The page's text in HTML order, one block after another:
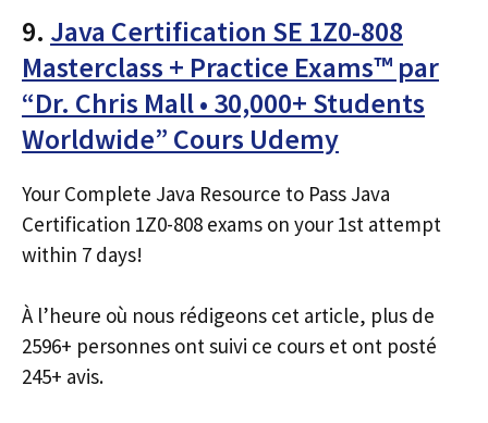
9. Java Certification SE 1Z0-808
Masterclass + Practice Exams™ par
“Dr. Chris Mall • 30,000+ Students
Worldwide” Cours Udemy
Your Complete Java Resource to Pass Java
Certification 1Z0-808 exams on your 1st attempt
within 7 days!
À l’heure où nous rédigeons cet article, plus de
2596+ personnes ont suivi ce cours et ont posté
245+ avis.